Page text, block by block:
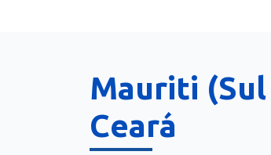
Mauriti (Sul
Ceará